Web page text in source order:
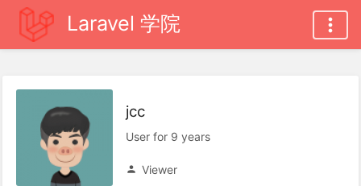
Laravel 学院
jcc
User for 9 years
Viewer